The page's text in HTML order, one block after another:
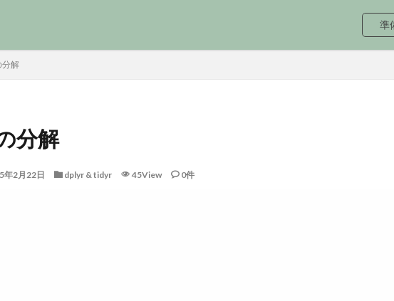
準
分解
分解
年2月22日 dplyr & tidyr 45View 0件